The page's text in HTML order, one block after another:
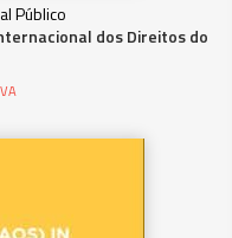
Público
dos Direitos do